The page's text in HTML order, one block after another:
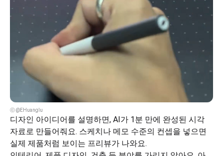
ⓒ @EHuanglu
디자인 아이디어를 설명하면, AI가 1분 만에 완성된 시각
자료로 만들어줘요. 스케치나 메모 수준의 컨셉을 넣으면
실제 제품처럼 보이는 프리뷰가 나와요.